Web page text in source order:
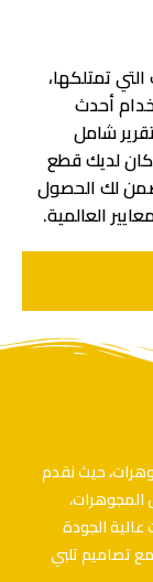
تمتلكها،
أحدث
شامل
لديك قطع
لك الحصول
العالمية.
حيث نقدم
المجوهرات،
عالية الجودة
مع تصاميم تلبي